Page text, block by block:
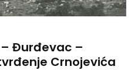
– Đurđevac –
Crnojevića